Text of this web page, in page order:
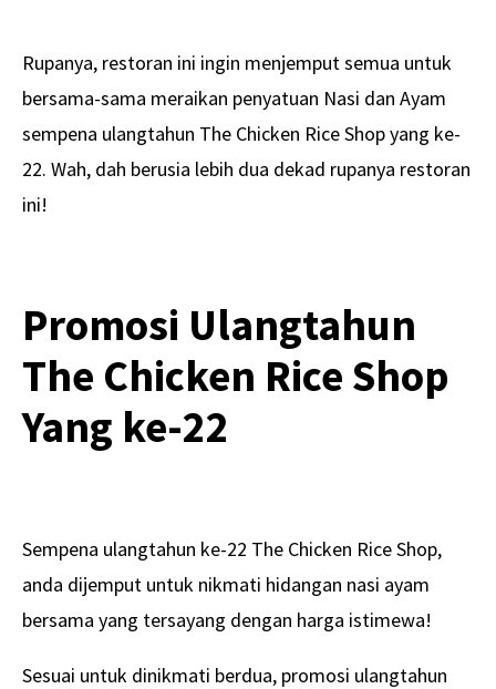
Rupanya, restoran ini ingin menjemput semua untuk
bersama-sama meraikan penyatuan Nasi dan Ayam
sempena ulangtahun The Chicken Rice Shop yang ke-
22. Wah, dah berusia lebih dua dekad rupanya restoran
ini!
Promosi Ulangtahun
The Chicken Rice Shop
Yang ke-22
Sempena ulangtahun ke-22 The Chicken Rice Shop,
anda dijemput untuk nikmati hidangan nasi ayam
bersama yang tersayang dengan harga istimewa!
Sesuai untuk dinikmati berdua, promosi ulangtahun